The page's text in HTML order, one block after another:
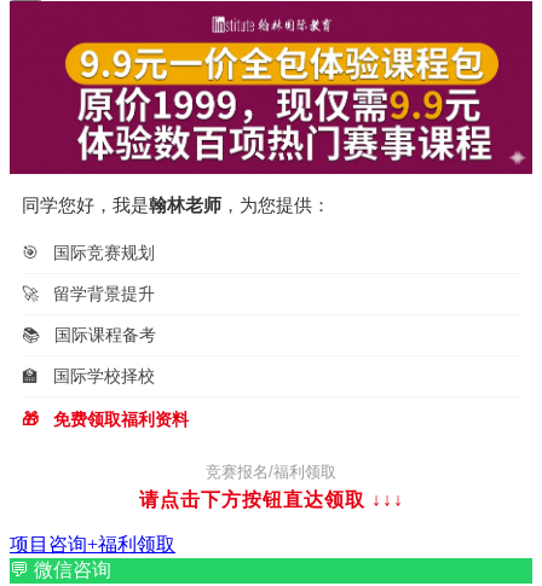
同学您好，我是翰林老师 ，为您提供：
🎯 国际竞赛规划
🚀 留学背景提升
📚 国际课程备考
🏫 国际学校择校
🎁 免费领取福利资料
竞赛报名/福利领取
请点击下方按钮直达领取 ↓↓↓
项目咨询+福利领取
💬 微信咨询